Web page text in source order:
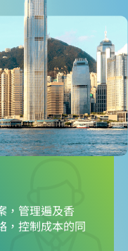
，管理遍及香
，控制成本的同